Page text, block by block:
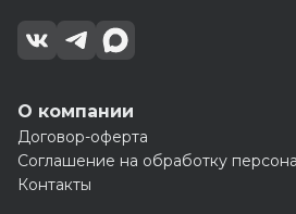
О компании
Договор-оферта
Соглашение на обработку
Контакты